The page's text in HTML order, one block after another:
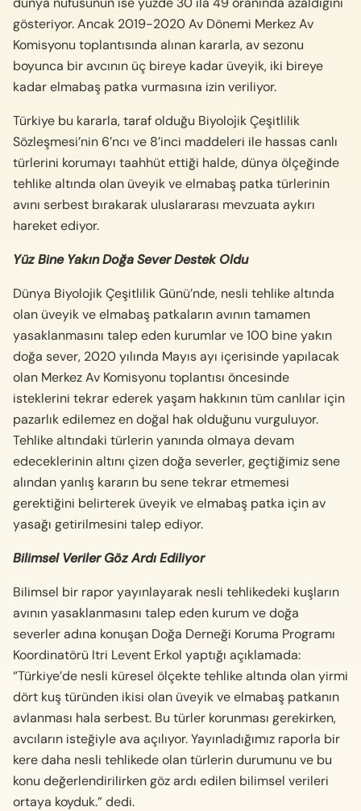
gösteriyor. Ancak 2019-2020 Av Dönemi Merkez Av
Komisyonu toplantısında alınan kararla, av sezonu
boyunca bir avcının üç bireye kadar üveyik, iki bireye
kadar elmabaş patka vurmasına izin veriliyor.
Türkiye bu kararla, taraf olduğu Biyolojik Çeşitlilik
Sözleşmesi’nin 6’ncı ve 8’inci maddeleri ile hassas canlı
türlerini korumayı taahhüt ettiği halde, dünya ölçeğinde
tehlike altında olan üveyik ve elmabaş patka türlerinin
avını serbest bırakarak uluslararası mevzuata aykırı
hareket ediyor.
Yüz Bine Yakın Doğa Sever Destek Oldu
Dünya Biyolojik Çeşitlilik Günü’nde, nesli tehlike altında
olan üveyik ve elmabaş patkaların avının tamamen
yasaklanmasını talep eden kurumlar ve 100 bine yakın
doğa sever, 2020 yılında Mayıs ayı içerisinde yapılacak
olan Merkez Av Komisyonu toplantısı öncesinde
isteklerini tekrar ederek yaşam hakkının tüm canlılar için
pazarlık edilemez en doğal hak olduğunu vurguluyor.
Tehlike altındaki türlerin yanında olmaya devam
edeceklerinin altını çizen doğa severler, geçtiğimiz sene
alından yanlış kararın bu sene tekrar etmemesi
gerektiğini belirterek üveyik ve elmabaş patka için av
yasağı getirilmesini talep ediyor.
Bilimsel Veriler Göz Ardı Ediliyor
Bilimsel bir rapor yayınlayarak nesli tehlikedeki kuşların
avının yasaklanmasını talep eden kurum ve doğa
severler adına konuşan Doğa Derneği Koruma Programı
Koordinatörü Itri Levent Erkol yaptığı açıklamada:
“Türkiye’de nesli küresel ölçekte tehlike altında olan yirmi
dört kuş türünden ikisi olan üveyik ve elmabaş patkanın
avlanması hala serbest. Bu türler korunması gerekirken,
avcıların isteğiyle ava açılıyor. Yayınladığımız raporla bir
kere daha nesli tehlikede olan türlerin durumunu ve bu
konu değerlendirilirken göz ardı edilen bilimsel verileri
ortaya koyduk.” dedi.